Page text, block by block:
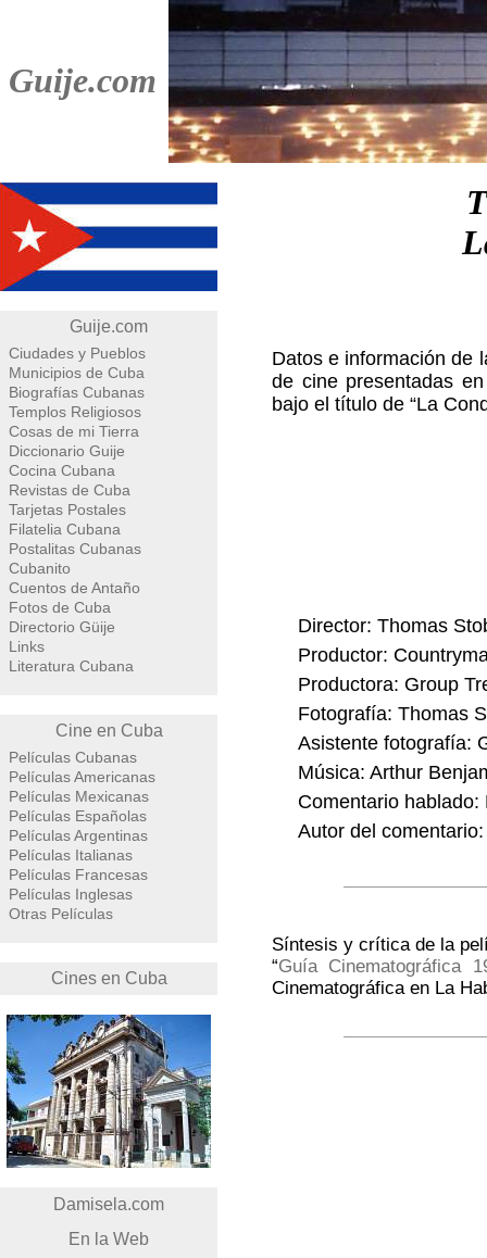
Guije.com
Guije.com
Ciudades y Pueblos
Municipios de Cuba
Biografías Cubanas
Templos Religiosos
Cosas de mi Tierra
Diccionario Guije
Cocina Cubana
Revistas de Cuba
Tarjetas Postales
Filatelia Cubana
Postalitas Cubanas
Cubanito
Cuentos de Antaño
Fotos de Cuba
Directorio Güije
Links
Literatura Cubana
Cine en Cuba
Películas Cubanas
Películas Americanas
Películas Mexicanas
Películas Españolas
Películas Argentinas
Películas Italianas
Películas Francesas
Películas Inglesas
Otras Películas
Cines en Cuba
Damisela.com
En la Web
Datos e información de
de cine presentadas
bajo el título de “La
Director: Thomas
Productor:
Productora: Group
Fotografía: Thomas
Asistente fotografía:
Música: Arthur
Comentario hablado:
Autor del
Síntesis y crítica de la
“Guía Cinematográfica
Cinematográfica en La